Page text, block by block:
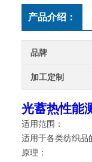
产品介绍：
品牌
加工定制
光蓄热性能
适用范围：
适用于各类纺织品
原理：